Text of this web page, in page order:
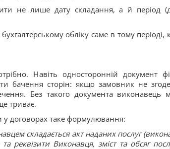
не лише дату складання, а й період
обліку саме в тому періоді,
Навіть односторонній документ
бачення сторін: якщо замовник не
Без такого документа виконавець
триває.
у договорах таке формулювання:
складається акт наданих послуг
реквізити Виконавця, зміст та обсяг